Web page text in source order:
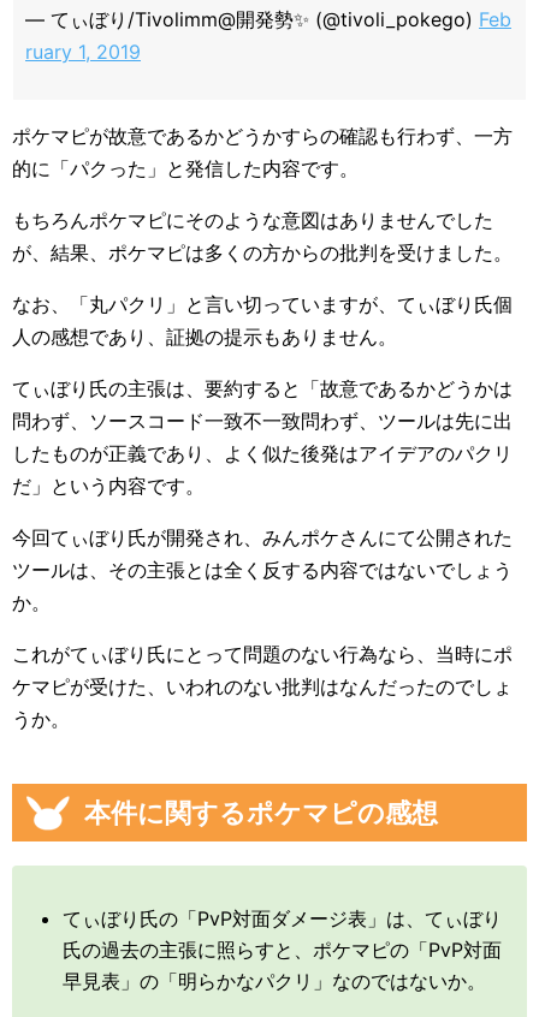
— てぃぼり/Tivolimm@開発勢✨ (@tivoli_pokego) Feb
ruary 1, 2019
ポケマピが故意であるかどうかすらの確認も行わず、一方
的に「パクった」と発信した内容です。
もちろんポケマピにそのような意図はありませんでした
が、結果、ポケマピは多くの方からの批判を受けました。
なお、「丸パクリ」と言い切っていますが、てぃぼり氏個
人の感想であり、証拠の提示もありません。
てぃぼり氏の主張は、要約すると「故意であるかどうかは
問わず、ソースコード一致不一致問わず、ツールは先に出
したものが正義であり、よく似た後発はアイデアのパクリ
だ」という内容です。
今回てぃぼり氏が開発され、みんポケさんにて公開された
ツールは、その主張とは全く反する内容ではないでしょう
か。
これがてぃぼり氏にとって問題のない行為なら、当時にポ
ケマピが受けた、いわれのない批判はなんだったのでしょ
うか。
本件に関するポケマピの感想
てぃぼり氏の「PvP対面ダメージ表」は、てぃぼり
氏の過去の主張に照らすと、ポケマピの「PvP対面
早見表」の「明らかなパクリ」なのではないか。